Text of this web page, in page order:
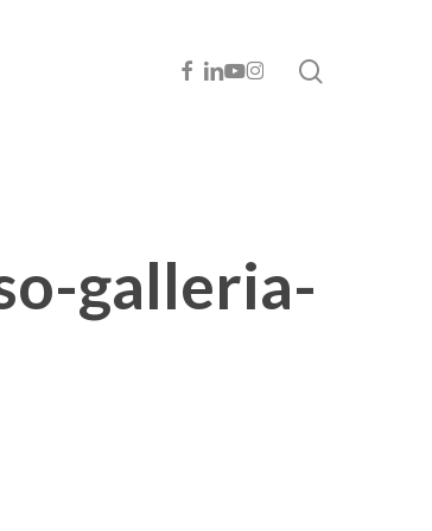
FACEBOOK
LINKEDIN
YOUTUBE
INSTAGRAM
galleria-